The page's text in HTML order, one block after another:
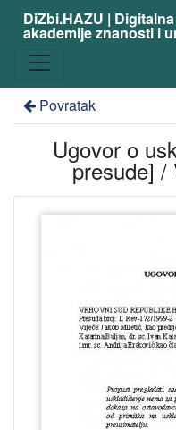
DiZbi.HAZU |
akademije znanosti i
Povratak
Ugovor o
presude] /